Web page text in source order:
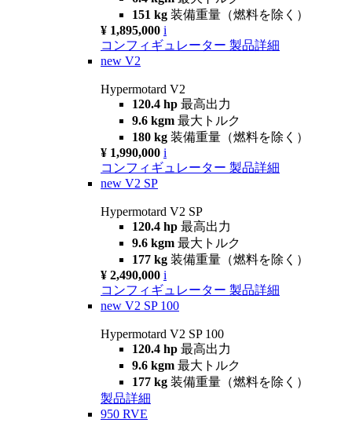
151 kg 装備重量（燃料を除く）
¥ 1,895,000 i
コンフィギュレーター 製品詳細
new V2
Hypermotard V2
120.4 hp 最高出力
9.6 kgm 最大トルク
180 kg 装備重量（燃料を除く）
¥ 1,990,000 i
コンフィギュレーター 製品詳細
new V2 SP
Hypermotard V2 SP
120.4 hp 最高出力
9.6 kgm 最大トルク
177 kg 装備重量（燃料を除く）
¥ 2,490,000 i
コンフィギュレーター 製品詳細
new V2 SP 100
Hypermotard V2 SP 100
120.4 hp 最高出力
9.6 kgm 最大トルク
177 kg 装備重量（燃料を除く）
製品詳細
950 RVE